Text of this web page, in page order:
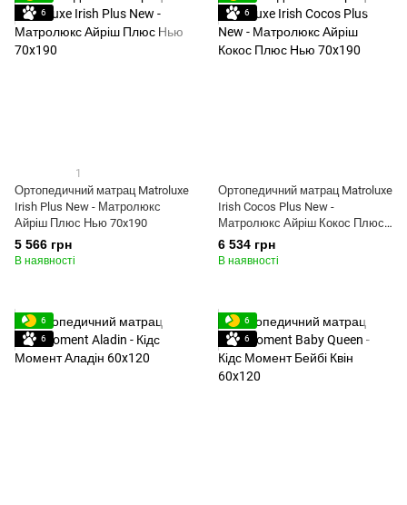
6
1
Ортопедичний матрац Matroluxe
Irish Plus New - Матролюкс
Айріш Плюс Нью 70x190
5 566 грн
В наявності
6
Ортопедичний матрац Matroluxe
Irish Cocos Plus New -
Матролюкс Айріш Кокос Плюс
Нью 70x190
6 534 грн
В наявності
6
6
6
6